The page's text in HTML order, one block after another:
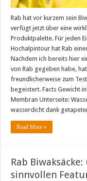
Rab hat vor kurzem sein
verfügt jetzt über eine
Produktpalette. Für jeden
Hochalpintour hat Rab
Nachdem ich bereits hier
von Rab gegeben habe,
freundlicherweise zum
begeistert. Facts Gewicht
Membran Unterseite:
wasserdicht dank
Read More »
Rab
sinnvollen